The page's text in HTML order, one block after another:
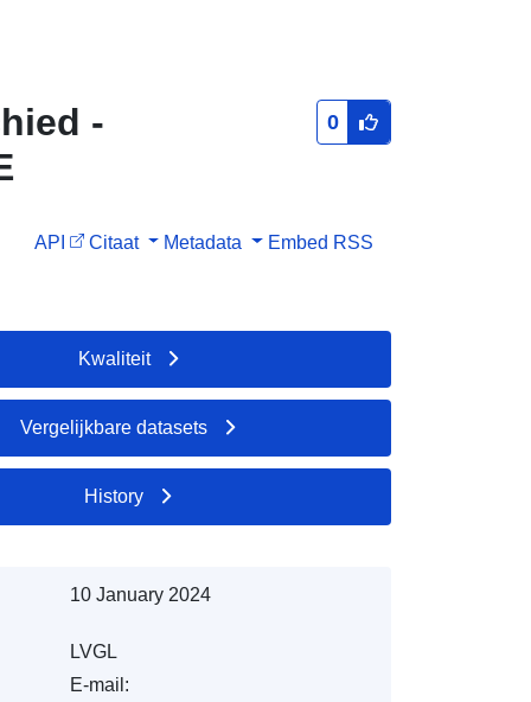
-
0
API Citaat Metadata Embed RSS
Kwaliteit
Vergelijkbare datasets
History
10 January 2024
LVGL
E-mail: